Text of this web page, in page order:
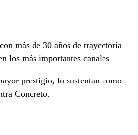
más de 30 años de trayectoria
los más importantes canales
prestigio, lo sustentan como
Concreto.